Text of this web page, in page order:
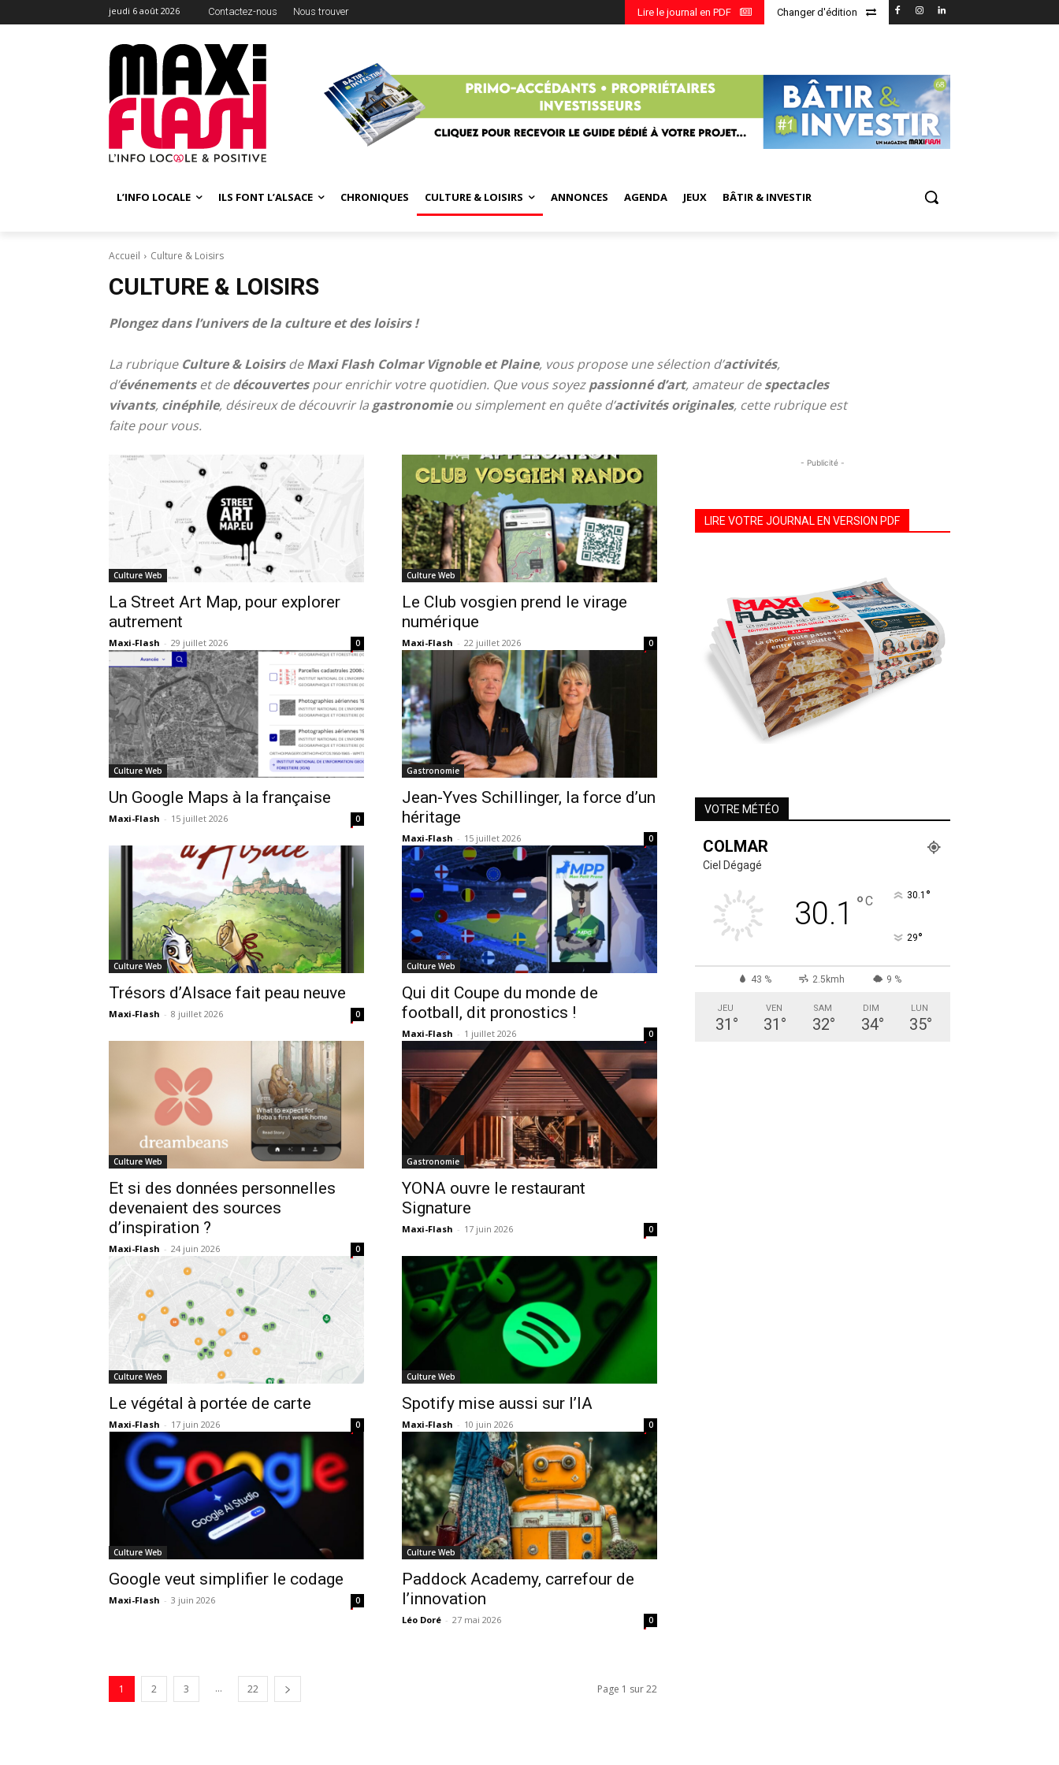
jeudi 6 août 2026 Contactez-nous Nous trouver Changer d'édition
Lire le journal en PDF
L’INFO LOCALE ILS FONT L’ALSACE CHRONIQUES CULTURE & LOISIRS ANNONCES AGENDA JEUX BÂTIR & INVESTIR
Accueil Culture & Loisirs
CULTURE & LOISIRS
Plongez dans l’univers de la culture et des loisirs !
La rubrique Culture & LoisirsdeMaxi Flash Colmar Vignoble et Plaine, vous propose une sélection d’activités,
d’événementset dedécouvertespour enrichir votre quotidien. Que vous soyezpassionné d’art, amateur despectacles
vivants, cinéphile, désireux de découvrir la gastronomieou simplement en quête d’activités originales, cette rubrique est
faite pour vous.
Culture Web
La Street Art Map, pour explorer
autrement
Maxi-Flash - 29 juillet 2026 0
Culture Web
Le Club vosgien prend le virage
numérique
Maxi-Flash - 22 juillet 2026 0
Culture Web
Un Google Maps à la française
Maxi-Flash - 15 juillet 2026 0
Gastronomie
Jean-Yves Schillinger, la force d’un
héritage
Maxi-Flash - 15 juillet 2026 0
Culture Web
Trésors d’Alsace fait peau neuve
Maxi-Flash - 8 juillet 2026 0
Culture Web
Qui dit Coupe du monde de
football, dit pronostics !
Maxi-Flash - 1 juillet 2026 0
Culture Web
Et si des données personnelles
devenaient des sources
d’inspiration ?
Maxi-Flash - 24 juin 2026 0
Gastronomie
YONA ouvre le restaurant
Signature
Maxi-Flash - 17 juin 2026 0
Culture Web
Le végétal à portée de carte
Maxi-Flash - 17 juin 2026 0
Culture Web
Spotify mise aussi sur l’IA
Maxi-Flash - 10 juin 2026 0
Culture Web
Google veut simplifier le codage
Maxi-Flash - 3 juin 2026 0
Culture Web
Paddock Academy, carrefour de
l’innovation
Léo Doré - 27 mai 2026 0
1 2 3 ... 22 Page 1 sur 22
- Publicité -
LIRE VOTRE JOURNAL EN VERSION PDF
VOTRE MÉTÉO
COLMAR
Ciel Dégagé
30.1 °C 30.1 °
29°
43 % 2.5kmh 9 %
JEU
31 °
VEN
31 °
SAM
32°
DIM
34°
LUN
35°